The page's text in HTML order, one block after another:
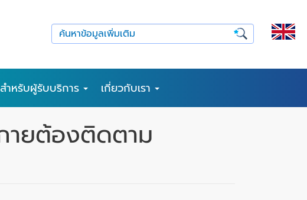
ำหรับผู้รับบริการ เกี่ยวกับเรา
ายต้องติดตาม